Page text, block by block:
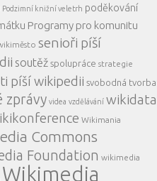
Podzimní knižní veletrh poděkování
Programy pro komunitu
senioři píší
soutěž spolupráce strategie
píší wikipedii svobodná tvorba
zprávy videa vzdělávání wikidata
Wikimania
Commons
Foundation wikimedia
Wikimedia